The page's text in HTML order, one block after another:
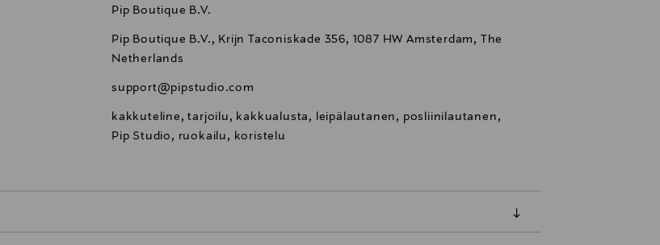
Pip Boutique B.V.
Pip Boutique B.V., Krijn Taconiskade 356, 1087 HW Amsterdam, The
Netherlands
support@pipstudio.com
kakkuteline, tarjoilu, kakkualusta, leipälautanen, posliinilautanen,
Pip Studio, ruokailu, koristelu